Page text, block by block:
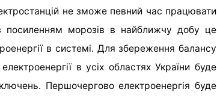
не зможе певний час працювати
посиленням морозів в найближчу добу це
в системі. Для збереження балансу
в усіх областях України буде
Першочергово електроенергія буде